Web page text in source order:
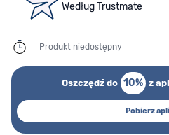
Według Trustmate
Produkt niedostępny
Oszczędź do 10% z
Pobierz